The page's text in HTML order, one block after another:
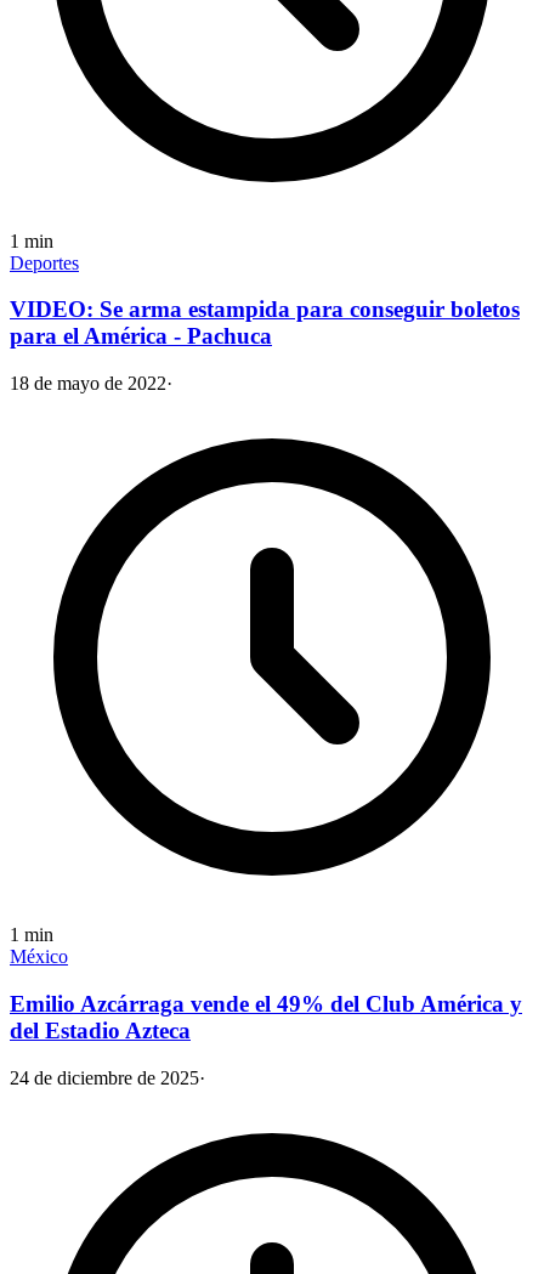
1 min
Deportes
VIDEO: Se arma estampida para conseguir boletos
para el América - Pachuca
18 de mayo de 2022·
1 min
México
Emilio Azcárraga vende el 49% del Club América y
del Estadio Azteca
24 de diciembre de 2025·